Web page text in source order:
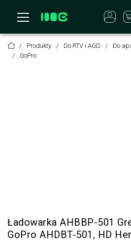
Produkty Do RTV i AGD Do
GoPro
Ładowarka AHBBP-501
GoPro AHDBT-501, HD